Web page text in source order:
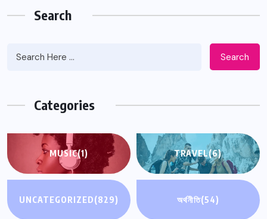
Search
Search
Categories
MUSIC(1) TRAVEL(6)
UNCATEGORIZED(829) অর্থনীতি(54)